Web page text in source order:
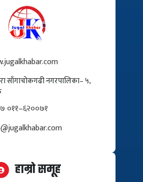
साँगाचोकगढी नगरपालिका– ५,
०११–६२००७१
हाम्रो समूह